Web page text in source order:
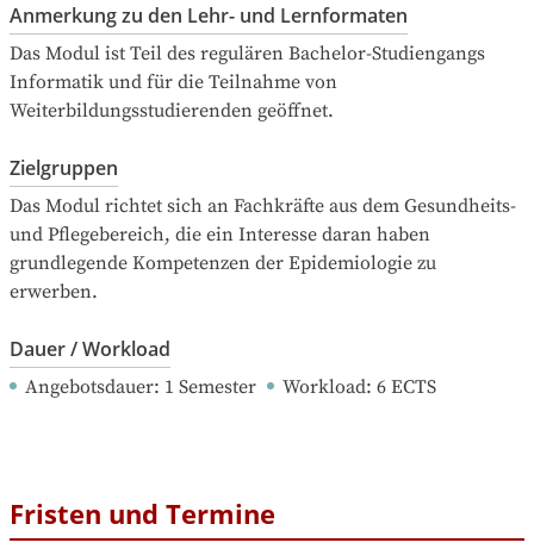
Anmerkung zu den Lehr- und Lernformaten
Das Modul ist Teil des regulären Bachelor-Studiengangs
Informatik und für die Teilnahme von
Weiterbildungsstudierenden geöffnet.
Zielgruppen
Das Modul richtet sich an Fachkräfte aus dem Gesundheits-
und Pflegebereich, die ein Interesse daran haben
grundlegende Kompetenzen der Epidemiologie zu
erwerben.
Dauer / Workload
Angebotsdauer: 1 Semester Workload: 6 ECTS
Fristen und Termine